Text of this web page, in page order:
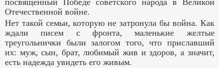
посвященный Победе советского народа в Великой
Отечественной войне.
Нет такой семьи, которую не затронула бы война. Как
ждали писем с фронта, маленькие желтые
треугольнички были залогом того, что приславший
их: муж, сын, брат, любимый жив и здоров, а значит,
есть надежда увидеть его живым.